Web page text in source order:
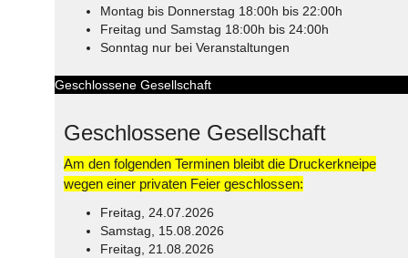
Montag bis Donnerstag 18:00h bis 22:00h
Freitag und Samstag 18:00h bis 24:00h
Sonntag nur bei Veranstaltungen
Geschlossene Gesellschaft
Geschlossene Gesellschaft
Am den folgenden Terminen bleibt die Druckerkneipe
wegen einer privaten Feier geschlossen:
Freitag, 24.07.2026
Samstag, 15.08.2026
Freitag, 21.08.2026